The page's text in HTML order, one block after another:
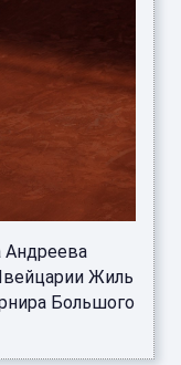
Андреева
Жиль
Большого